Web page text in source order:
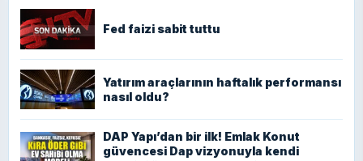
Fed faizi sabit tuttu
Yatırım araçlarının haftalık performansı
nasıl oldu?
DAP Yapı’dan bir ilk! Emlak Konut
güvencesi Dap vizyonuyla kendi